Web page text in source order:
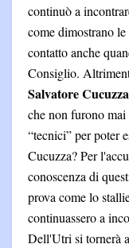
continuò a
come dimostrano le
contatto anche
Consiglio.
Salvatore Cucuzza
che non furono
“tecnici” per poter
Cucuzza? Per
conoscenza di
prova come lo
continuassero a
Dell'Utri si tornerà